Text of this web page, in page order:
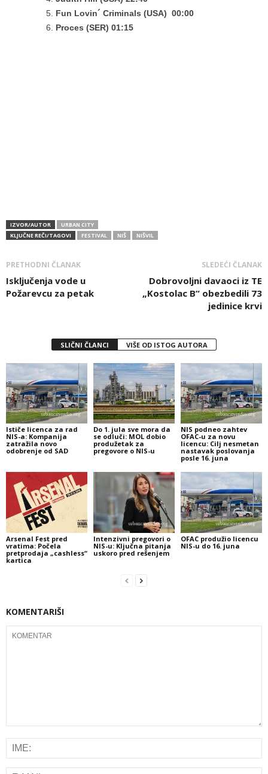
Fun Lovin´ Criminals (USA) 00:00
Proces (SER) 01:15
IZVOR/AUTOR
URBAN CITY
KLJUČNE REČI/TAGOVI
FESTIVAL NIŠ NIŠVIL
PRETHODNI ČLANAK
Isključenja vode u
Požarevcu za petak
SLEDEĆI ČLANAK
Dobrovoljni davaoci iz TE
„Kostolac B“ obezbedili 73
jedinice krvi
SLIČNI ČLANCI VIŠE OD ISTOG AUTORA
Ističe licenca za rad
NIS-a: Kompanija
zatražila novo
odobrenje od SAD
Do 1. jula sve mora da
se odluči: MOL dobio
produžetak za
pregovore o NIS-u
NIS podneo zahtev
OFAC-u za novu
licencu: Cilj nesmetan
nastavak poslovanja
posle 16. juna
Arsenal Fest pred
vratima: Počela
pretprodaja „cashless“
kartica
Intenzivni pregovori o
NIS-u: Ključna pitanja
uskoro pred rešenjem
OFAC produžio licencu
NIS-u do 16. juna
KOMENTARIŠI